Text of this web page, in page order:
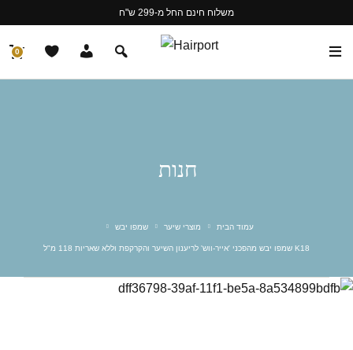
משלוח חינם החל מ-299 ש"ח
0
חנות
עמוד הבית מוצרי שיער שמפו יבש
K18 שמפו יבש מהפכני 'אייר-ווש' לריענון השיער והקרקפת וללא שאריות 118 מ"ל